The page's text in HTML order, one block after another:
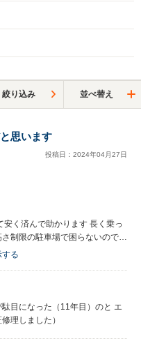
絞り込み 並べ替え
思います
投稿日： 2024年04月27日
く済んで助かります 長く乗っ
制限の駐車場で困らないので助
る
目になった（11年目）のと エ
理しました）